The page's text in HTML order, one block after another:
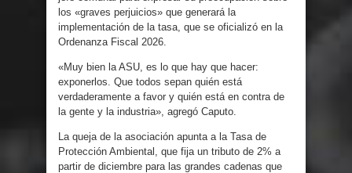
los «graves perjuicios» que generará la
implementación de la tasa, que se oficializó en la
Ordenanza Fiscal 2026.
«Muy bien la ASU, es lo que hay que hacer:
exponerlos. Que todos sepan quién está
verdaderamente a favor y quién está en contra de
la gente y la industria», agregó Caputo.
La queja de la asociación apunta a la Tasa de
Protección Ambiental, que fija un tributo de 2% a
partir de diciembre para las grandes cadenas que